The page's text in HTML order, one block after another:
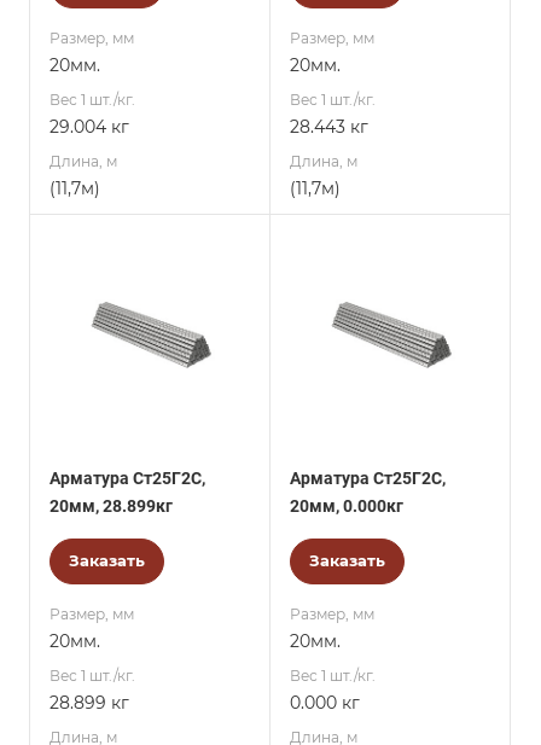
Размер, мм
20мм.
Вес 1 шт./кг.
29.004 кг
Длина, м
(11,7м)
Размер, мм
20мм.
Вес 1 шт./кг.
28.443 кг
Длина, м
(11,7м)
Арматура Ст25Г2С,
20мм, 28.899кг
Заказать
Размер, мм
20мм.
Вес 1 шт./кг.
28.899 кг
Длина, м
Арматура Ст25Г2С,
20мм, 0.000кг
Заказать
Размер, мм
20мм.
Вес 1 шт./кг.
0.000 кг
Длина, м